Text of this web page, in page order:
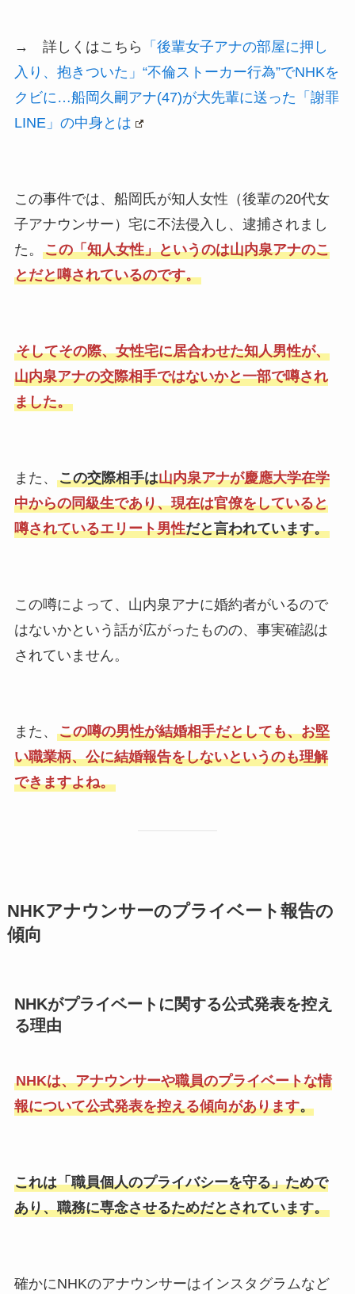
→ 詳しくはこちら
「後輩女子アナの部屋に押し
入り、抱きついた」“不倫ストーカー行為”でNHKを
クビに…船岡久嗣アナ(47)が大先輩に送った「謝罪
LINE」の中身とは
この事件では、船岡氏が知人女性（後輩の20代女
子アナウンサー）宅に不法侵入し、逮捕されまし
た。 この「知人女性」というのは山内泉アナのこ
とだと噂されているのです。
そしてその際、女性宅に居合わせた知人男性が、
山内泉アナの交際相手ではないかと一部で噂され
ました。
また、 この交際相手は山内泉アナが慶應大学在学
中からの同級生であり、現在は官僚をしていると
噂されているエリート男性だと言われています。
この噂によって、山内泉アナに婚約者がいるので
はないかという話が広がったものの、事実確認は
されていません。
また、 この噂の男性が結婚相手だとしても、お堅
い職業柄、公に結婚報告をしないというのも理解
できますよね。
NHKアナウンサーのプライベート報告の
傾向
NHKがプライベートに関する公式発表を控え
る理由
NHKは、アナウンサーや職員のプライベートな情
報について公式発表を控える傾向があります。
これは「職員個人のプライバシーを守る」ためで
あり、職務に専念させるためだとされています。
確かにNHKのアナウンサーはインスタグラムなど